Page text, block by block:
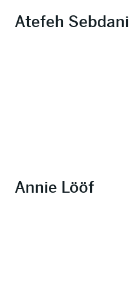
Atefeh Sebdani
Annie Lööf